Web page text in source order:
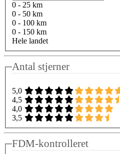
0 - 25 km
0 - 50 km
0 - 100 km
0 - 150 km
Hele landet
Antal stjerner
5,0
4,5
4,0
3,5
FDM-kontrolleret